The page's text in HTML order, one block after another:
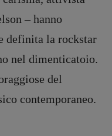
– hanno
definita la rockstar
nel dimenticatoio.
del
contemporaneo.